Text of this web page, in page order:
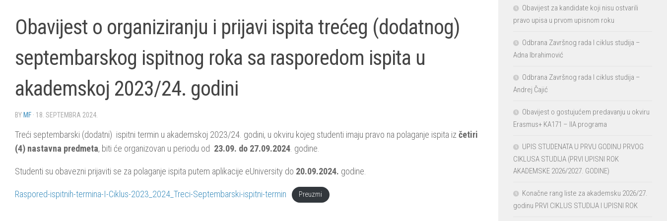
Obavijest o organiziranju i prijavi ispita trećeg (dodatnog)
septembarskog ispitnog roka sa rasporedom ispita u
akademskoj 2023/24. godini
BY MF · 18. SEPTEMBRA 2024.
Treći septembarski (dodatni) ispitni termin u akademskoj 2023/24. godini, u okviru kojeg studenti imaju pravo na polaganje ispita iz četiri
(4) nastavna predmeta, biti će organizovan u periodu od 23.09. do 27.09.2024 . godine.
Studenti su obavezni prijaviti se za polaganje ispita putem aplikacije eUniversity do 20.09.2024. godine.
Raspored-ispitnih-termina-I-Ciklus-2023_2024_Treci-Septembarski-ispitni-termin Preuzmi
Obavijest za kandidate koji nisu ostvarili
pravo upisa u prvom upisnom roku
Odbrana Završnog rada I ciklus studija –
Adna Ibrahimović
Odbrana Završnog rada I ciklus studija –
Andrej Čajić
Obavijest o gostujućem predavanju u okviru
Erasmus+ KA171 – IIA programa
UPIS STUDENATA U PRVU GODINU PRVOG
CIKLUSA STUDIJA (PRVI UPISNI ROK
AKADEMSKE 2026/2027. GODINE)
Konačne rang liste za akademsku 2026/27.
godinu PRVI CIKLUS STUDIJA I UPISNI ROK